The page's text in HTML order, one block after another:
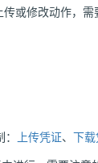
或修改动作，需
上传凭证、 下